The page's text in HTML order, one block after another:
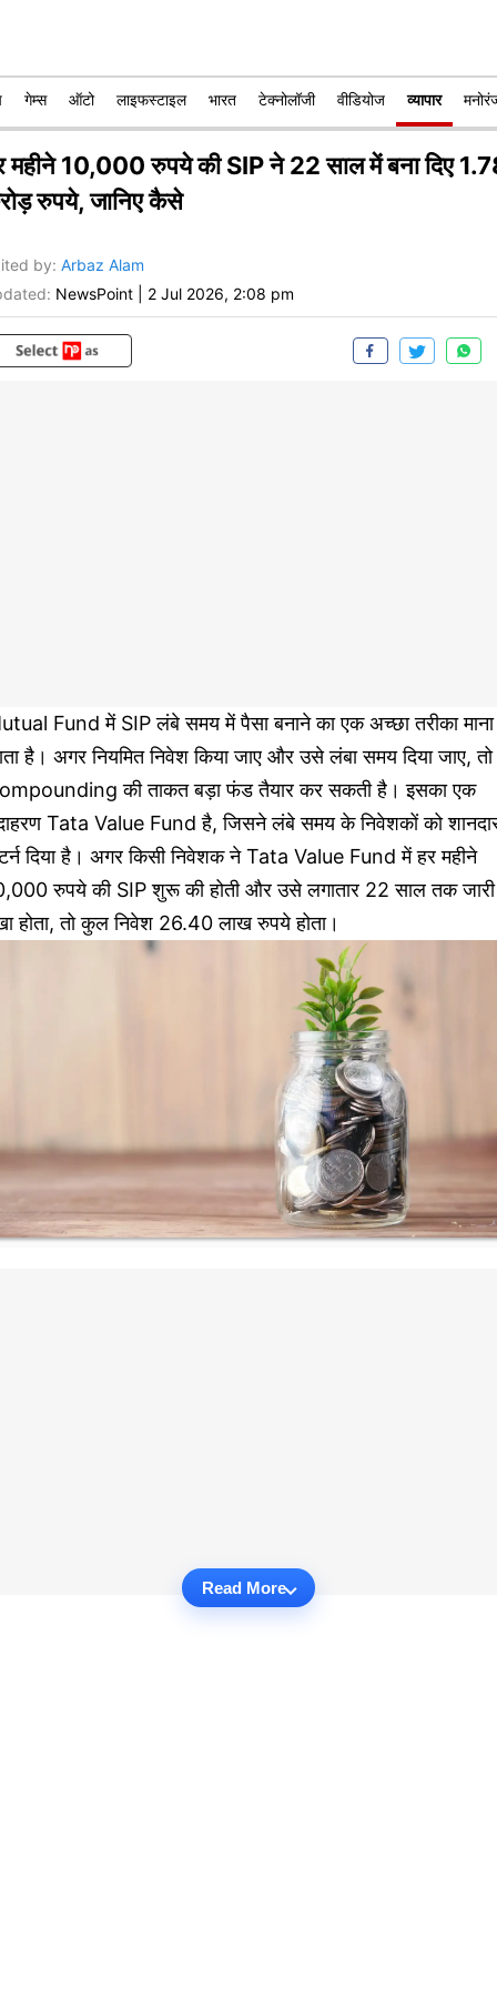
गेम्स ऑटो लाइफस्टाइल भारत टेक्नोलॉजी वीडियोज व्यापार
महीने 10,000 रुपये की SIP ने 22 साल में बना दिए
रुपये, जानिए कैसे
by: Arbaz Alam
NewsPoint 2 Jul 2026, 2:08 pm
Fund में SIP लंबे समय में पैसा बनाने का एक अच्छा तरीका माना
है। अगर नियमित निवेश किया जाए और उसे लंबा समय दिया जाए, तो
की ताकत बड़ा फंड तैयार कर सकती है। इसका एक
Tata Value Fund है, जिसने लंबे समय के निवेशकों को
दिया है। अगर किसी निवेशक ने Tata Value Fund में हर महीने
रुपये की SIP शुरू की होती और उसे लगातार 22 साल तक जारी
होता, तो कुल निवेश 26.40 लाख रुपये होता।
Read More